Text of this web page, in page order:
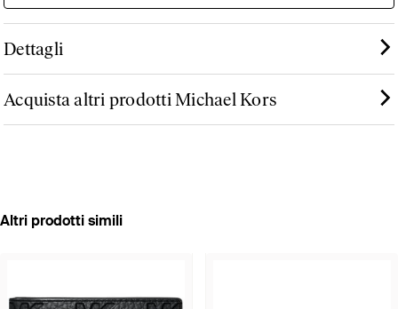
Dettagli
Acquista altri prodotti Michael Kors
Altri prodotti simili